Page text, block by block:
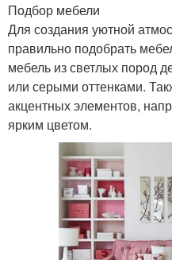
Подбор мебели
Для создания уютной
правильно подобрать
мебель из светлых пород
или серыми оттенками.
акцентных элементов,
ярким цветом.